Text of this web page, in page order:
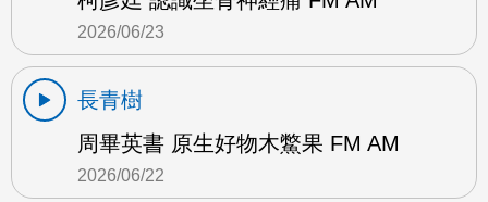
2026/06/23
長青樹
周畢英書 原生好物木鱉果 FM AM
2026/06/22